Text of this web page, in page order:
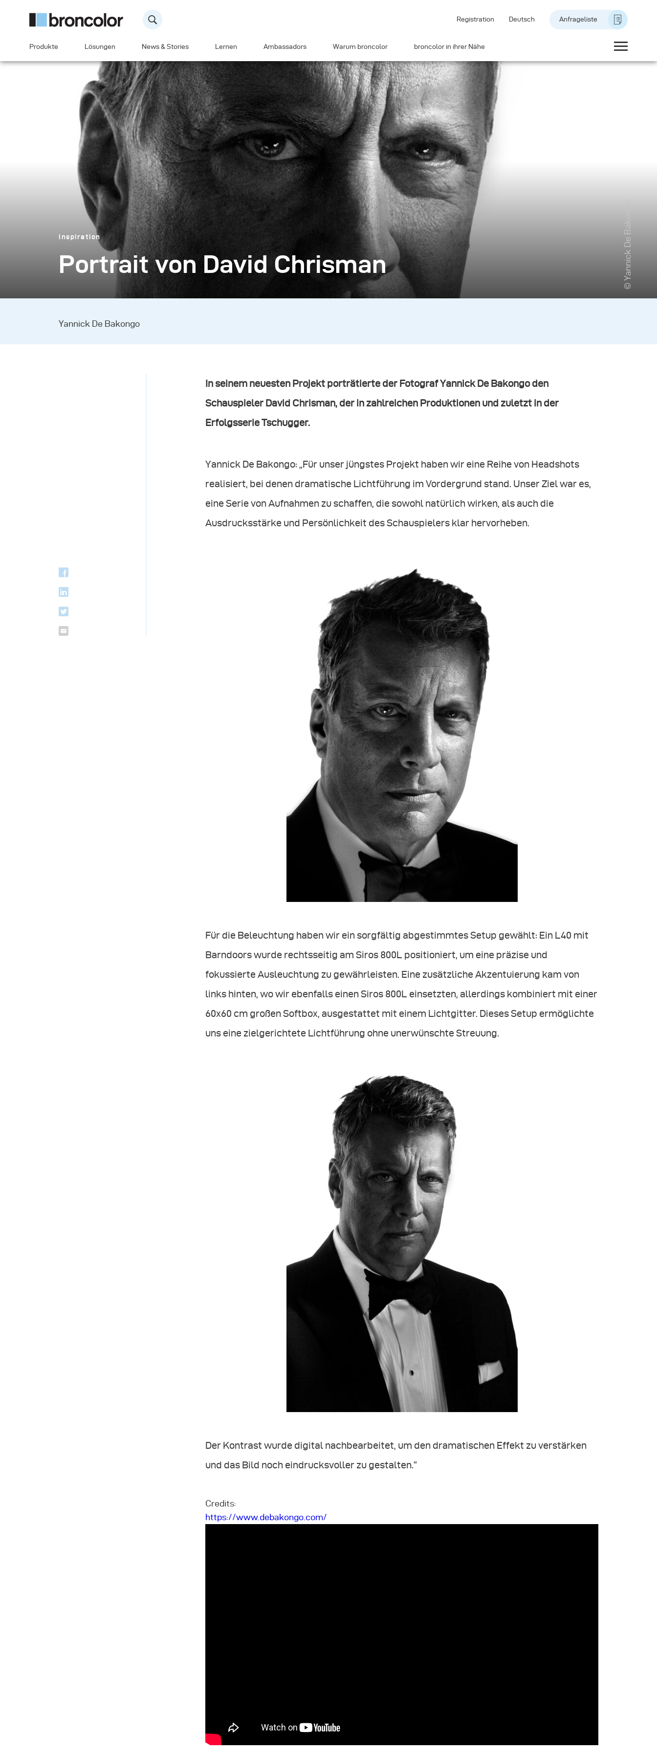
Registration Deutsch Anfrageliste
Produkte Lösungen News & Stories Lernen Ambassadors Warum broncolor broncolor in ihrer Nähe
Inspiration
Portrait von David Chrisman © Yannick De Bakongo
Yannick De Bakongo
In seinem neuesten Projekt porträtierte der Fotograf Yannick De Bakongo den
Schauspieler David Chrisman, der in zahlreichen Produktionen und zuletzt in der
ErfolgsserieTschugger.
Yannick De Bakongo: „Für unser jüngstes Projekt haben wir eine Reihe von Headshots
realisiert, bei denen dramatische Lichtführung im Vordergrund stand. Unser Ziel war es,
eine Serie von Aufnahmen zu schaffen, die sowohl natürlich wirken, als auch die
Ausdrucksstärke und Persönlichkeit des Schauspielers klar hervorheben.
Für die Beleuchtung haben wir ein sorgfältig abgestimmtes Setup gewählt: Ein L40 mit
Barndoors wurde rechtsseitig am Siros 800L positioniert, um eine präzise und
fokussierte Ausleuchtung zu gewährleisten. Eine zusätzliche Akzentuierung kam von
links hinten, wo wir ebenfalls einen Siros 800L einsetzten, allerdings kombiniert mit einer
60x60 cm großen Softbox, ausgestattet mit einem Lichtgitter. Dieses Setup ermöglichte
uns eine zielgerichtete Lichtführung ohne unerwünschte Streuung.
Der Kontrast wurde digital nachbearbeitet, um den dramatischen Effekt zu verstärken
und das Bild noch eindrucksvoller zu gestalten.“
Credits:
https://www.debakongo.com/